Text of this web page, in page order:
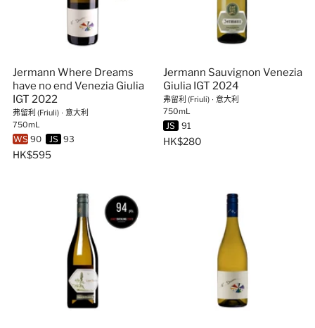
Jermann Where Dreams
have no end Venezia Giulia
IGT 2022
弗留利 (Friuli) ∙ 意大利
750mL
WS 90 JS 93
HK$595
Jermann Sauvignon Venezia
Giulia IGT 2024
弗留利 (Friuli) ∙ 意大利
750mL
JS 91
HK$280